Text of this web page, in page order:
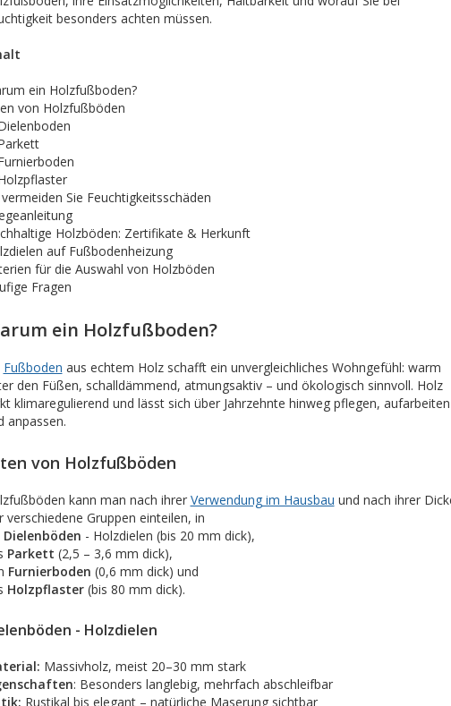
besonders achten müssen.
ein Holzfußboden?
von Holzfußböden
Sie Feuchtigkeitsschäden
Holzböden: Zertifikate & Herkunft
auf Fußbodenheizung
für die Auswahl von Holzböden
Fragen
ein Holzfußboden?
Fußboden aus echtem Holz schafft ein unvergleichliches Wohngefühl: warm
den Füßen, schalldämmend, atmungsaktiv – und ökologisch sinnvoll. Holz
klimaregulierend und lässt sich über Jahrzehnte hinweg pflegen, aufarbeiten
anpassen.
von Holzfußböden
kann man nach ihrer Verwendung im Hausbau und nach ihrer
verschiedene Gruppen einteilen, in
Dielenböden - Holzdielen (bis 20 mm dick),
Parkett (2,5 – 3,6 mm dick),
Furnierboden (0,6 mm dick) und
Holzpflaster(bis 80 mm dick).
- Holzdielen
Massivholz, meist 20–30 mm stark
: Besonders langlebig, mehrfach abschleifbar
Rustikal bis elegant – natürliche Maserung sichtbar